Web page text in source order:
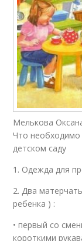
Мелькова
Что необходимо
детском саду
1. Одежда для
2. Два
ребенка ) :
• первый со
короткими